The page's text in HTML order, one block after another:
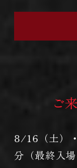
ご
8/16（土）
分（最終入